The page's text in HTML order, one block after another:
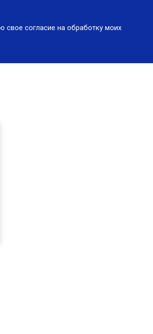
свое согласие на обработку моих